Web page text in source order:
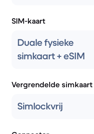
SIM-kaart
Duale fysieke
simkaart + eSIM
Vergrendelde simkaart
Simlockvrij